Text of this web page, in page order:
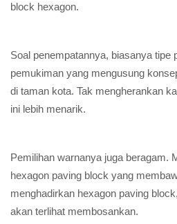
block hexagon.
Soal penempatannya, biasanya tipe
pemukiman yang mengusung
di taman kota. Tak mengherankan
ini lebih menarik.
Pemilihan warnanya juga beragam.
hexagon paving block yang
menghadirkan hexagon paving
akan terlihat membosankan.